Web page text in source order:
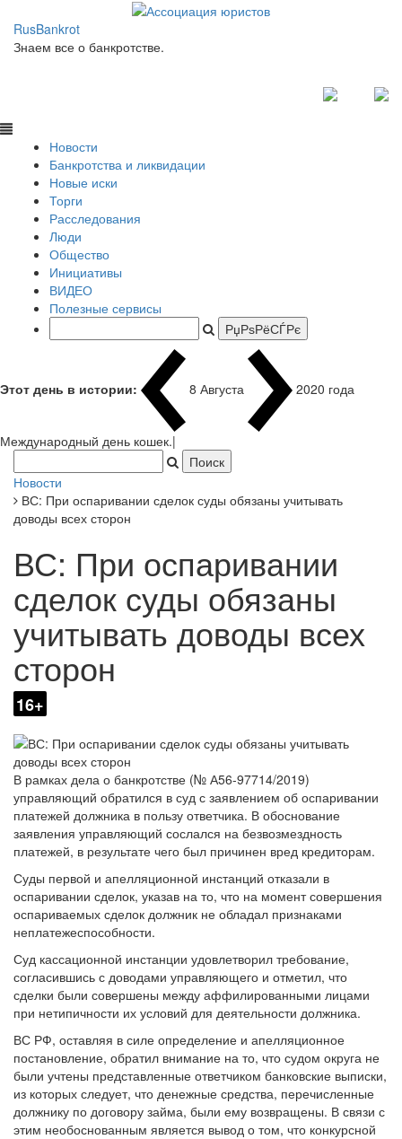
RusBankrot
Знаем все о банкротстве.
Новости
Банкротства и ликвидации
Новые иски
Торги
Расследования
Люди
Общество
Инициативы
ВИДЕО
Полезные сервисы
Этот день в истории: 8 Августа 2020
ВС: При оспаривании сделок суды обязаны учитывать
доводы всех сторон
ВС: При оспаривании
сделок суды обязаны
учитывать доводы всех
сторон
16+
В рамках дела о банкротстве (№ А56-97714/2019)
управляющий обратился в суд с заявлением об оспаривании
платежей должника в пользу ответчика. В обоснование
заявления управляющий сослался на безвозмездность
платежей, в результате чего был причинен вред кредиторам.
Суды первой и апелляционной инстанций отказали в
оспаривании сделок, указав на то, что на момент совершения
оспариваемых сделок должник не обладал признаками
неплатежеспособности.
Суд кассационной инстанции удовлетворил требование,
согласившись с доводами управляющего и отметил, что
сделки были совершены между аффилированными лицами
при нетипичности их условий для деятельности должника.
ВС РФ, оставляя в силе определение и апелляционное
постановление, обратил внимание на то, что судом округа не
были учтены представленные ответчиком банковские выписки,
из которых следует, что денежные средства, перечисленные
должнику по договору займа, были ему возвращены. В связи с
этим необоснованным является вывод о том, что конкурсной
массе и кредиторам был причинен вред.